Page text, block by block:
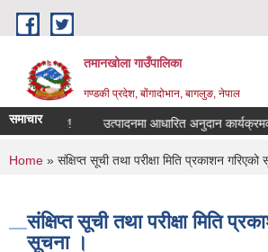
Skip to main content
तमानखोला गाउँपालिका
गण्डकी प्रदेश, बोंगादोभान, बागलुङ, नेपाल
समाचार
सूचना! उत्पादनमा आधारित अनुदान कार्यक्रमको
You are here
Home » संक्षिप्त सूची तथा परीक्षा मिति प्रकाशन गरिएको
संक्षिप्त सूची तथा परीक्षा मिति
सूचना ।